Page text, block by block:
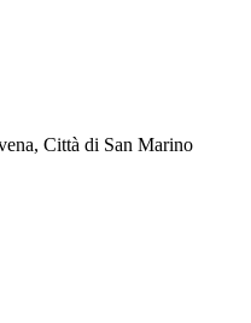
Città di San Marino